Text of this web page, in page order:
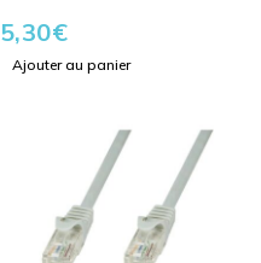
5,30€
Ajouter au panier